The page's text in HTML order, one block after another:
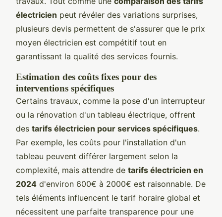
électricien peut révéler des variations surprises,
plusieurs devis permettent de s'assurer que le prix
moyen électricien est compétitif tout en
garantissant la qualité des services fournis.
Estimation des coûts fixes pour des
interventions spécifiques
Certains travaux, comme la pose d'un interrupteur
ou la rénovation d'un tableau électrique, offrent
des tarifs électricien pour services spécifiques.
Par exemple, les coûts pour l'installation d'un
tableau peuvent différer largement selon la
complexité, mais attendre de tarifs électricien en
2024 d'environ 600€ à 2000€ est raisonnable. De
tels éléments influencent le tarif horaire global et
nécessitent une parfaite transparence pour une